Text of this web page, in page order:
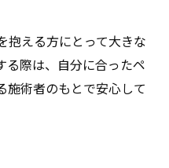
抱える方にとって大きな
る際は、自分に合ったペ
施術者のもとで安心して